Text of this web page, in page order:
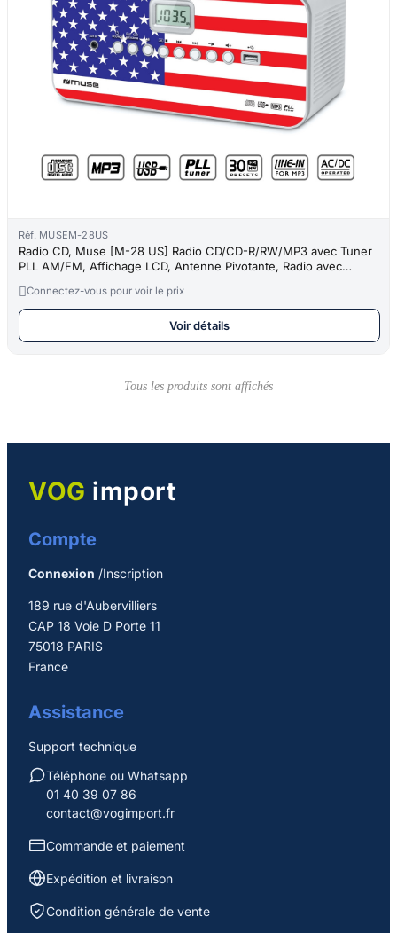
Réf. MUSEM-28US
Radio CD, Muse [M-28 US] Radio CD/CD-R/RW/MP3 avec Tuner
PLL AM/FM, Affichage LCD, Antenne Pivotante, Radio avec
Connectez-vous pour voir le prix
Voir détails
Tous les produits sont affichés
VOG import
Compte
Connexion /Inscription
189 rue d'Aubervilliers
CAP 18 Voie D Porte 11
75018 PARIS
France
Assistance
Support technique
Téléphone ou Whatsapp
01 40 39 07 86
contact@vogimport.fr
Commande et paiement
Expédition et livraison
Condition générale de vente